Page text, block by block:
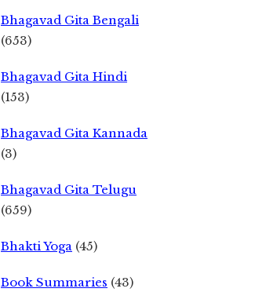
Bhagavad Gita Bengali
(653)
Bhagavad Gita Hindi
(153)
Bhagavad Gita Kannada
(3)
Bhagavad Gita Telugu
(659)
Bhakti Yoga (45)
Book Summaries (43)